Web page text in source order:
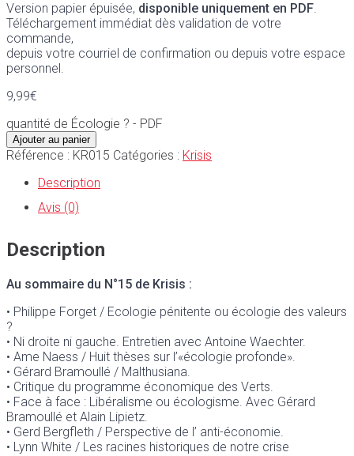
Version papier épuisée, disponible uniquement en PDF.
Téléchargement immédiat dès validation de votre
commande,
depuis votre courriel de confirmation ou depuis votre espace
personnel.
9,99€
quantité de Écologie ? - PDF
Ajouter au panier
Référence : KR015 Catégories : Krisis
Description
Avis (0)
Description
Au sommaire du N°15 de Krisis :
• Philippe Forget / Ecologie pénitente ou écologie des valeurs
?
• Ni droite ni gauche. Entretien avec Antoine Waechter.
• Ame Naess / Huit thèses sur l’«écologie profonde».
• Gérard Bramoullé / Malthusiana.
• Critique du programme économique des Verts.
• Face à face : Libéralisme ou écologisme. Avec Gérard
Bramoullé et Alain Lipietz.
• Gerd Bergfleth / Perspective de l’ anti-économie.
• Lynn White / Les racines historiques de notre crise